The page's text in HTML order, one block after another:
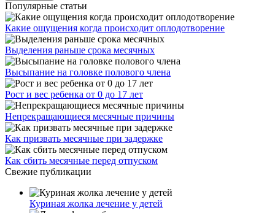
Популярные статьи
Какие ощущения когда происходит оплодотворение
Выделения раньше срока месячных
Высыпание на головке полового члена
Рост и вес ребенка от 0 до 17 лет
Непрекращающиеся месячные причины
Как призвать месячные при задержке
Как сбить месячные перед отпуском
Свежие публикации
Куриная жолка лечение у детей